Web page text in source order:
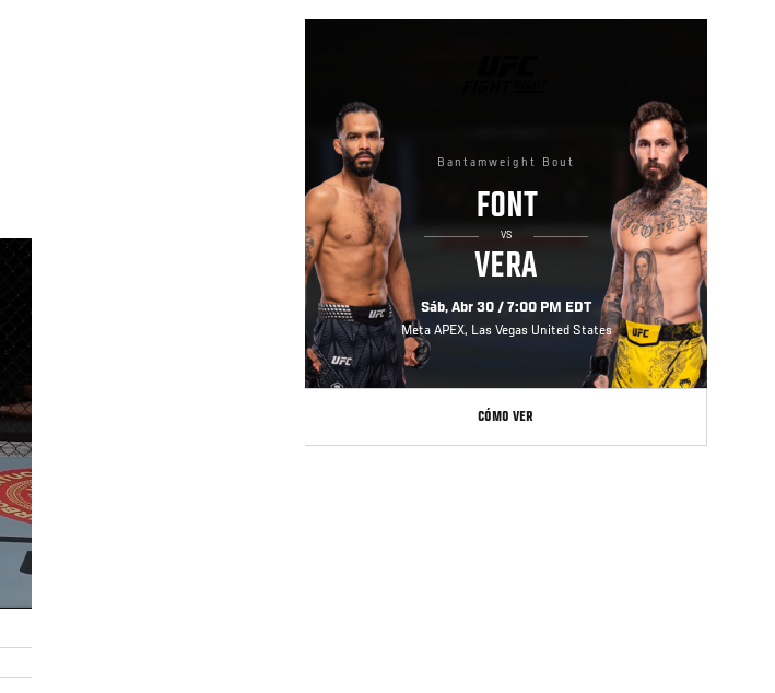
Bantamweight Bout
FONT
VS
VERA
Sáb, Abr 30 / 7:00 PM EDT
Meta APEX, Las Vegas United States
CÓMO VER